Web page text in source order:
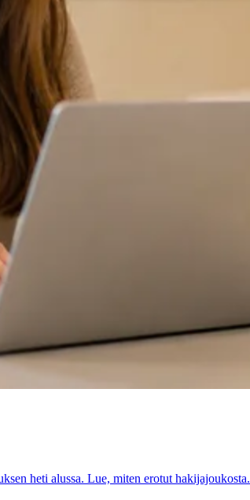
heti alussa. Lue, miten erotut hakijajoukosta.